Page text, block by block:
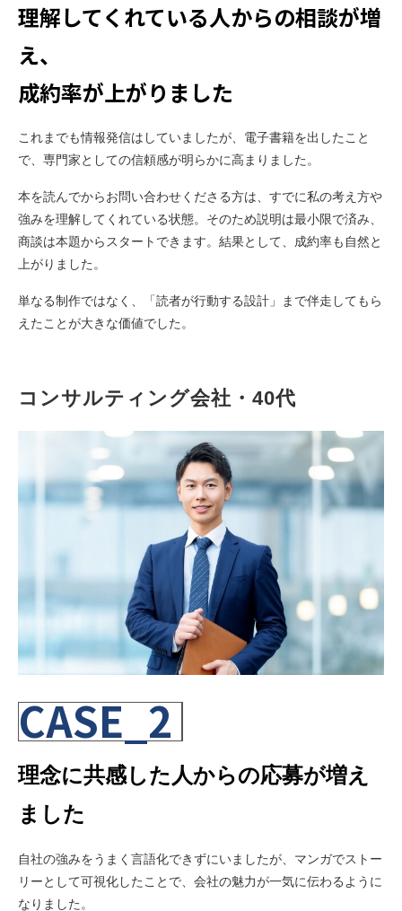
理解してくれている人からの相談が増
え、
成約率が上がりました
これまでも情報発信はしていましたが、電子書籍を出したこと
で、専門家としての信頼感が明らかに高まりました。
本を読んでからお問い合わせくださる方は、すでに私の考え方や
強みを理解してくれている状態。そのため説明は最小限で済み、
商談は本題からスタートできます。結果として、成約率も自然と
上がりました。
単なる制作ではなく、「読者が行動する設計」まで伴走してもら
えたことが大きな価値でした。
コンサルティング会社・40代
CASE_2
理念に共感した人からの応募が増え
ました
自社の強みをうまく言語化できずにいましたが、マンガでストー
リーとして可視化したことで、会社の魅力が一気に伝わるように
なりました。